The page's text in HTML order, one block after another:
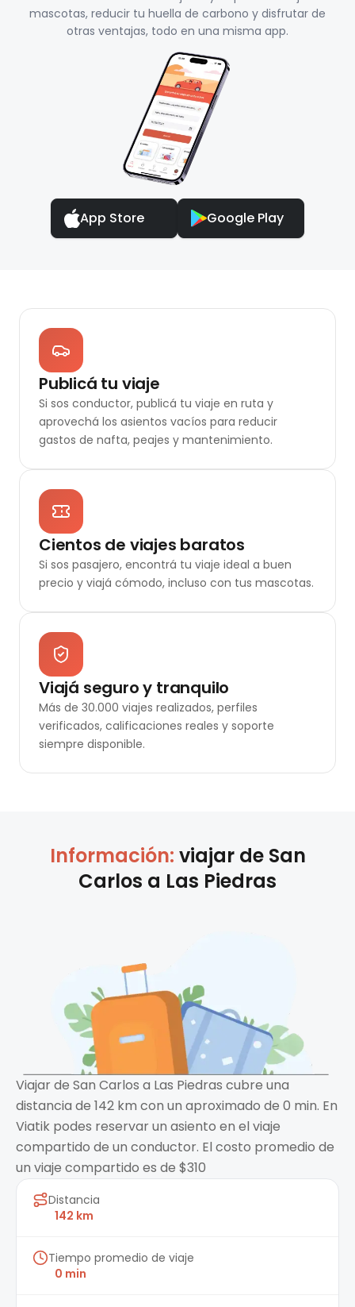
mascotas, reducir tu huella de carbono y disfrutar de
otras ventajas, todo en una misma app.
App Store Google Play
Publicá tu viaje
Si sos conductor, publicá tu viaje en ruta y
aprovechá los asientos vacíos para reducir
gastos de nafta, peajes y mantenimiento.
Cientos de viajes baratos
Si sos pasajero, encontrá tu viaje ideal a buen
precio y viajá cómodo, incluso con tus mascotas.
Viajá seguro y tranquilo
Más de 30.000 viajes realizados, perfiles
verificados, calificaciones reales y soporte
siempre disponible.
Información: viajar de San
Carlos a Las Piedras
Viajar de San Carlos a Las Piedras cubre una
distancia de 142 km con un aproximado de 0 min. En
Viatik podes reservar un asiento en el viaje
compartido de un conductor. El costo promedio de
un viaje compartido es de $310
Distancia
142 km
Tiempo promedio de viaje
0 min